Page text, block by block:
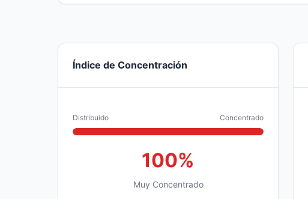
Índice de Concentración
Distribuido Concentrado
100%
Muy Concentrado